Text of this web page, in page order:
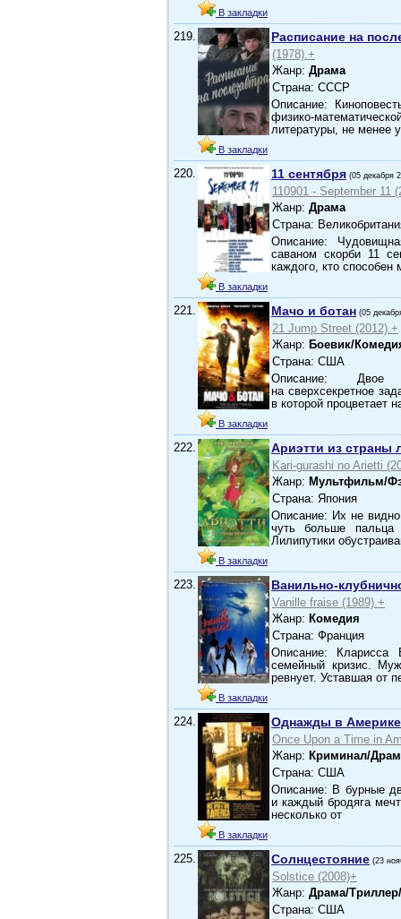
В закладки
219.
В закладки
Расписание на
(1978).+
Жанр: Драма
Страна: СССР
Описание:
физико-
литературы, не менее
220.
В закладки
11 сентября (05 декабря
110901 - September 11
Жанр: Драма
Страна:
Описание:
саваном скорби 11
каждого, кто способен
221.
В закладки
Мачо и ботан (05
21 Jump Street (2012).+
Жанр: Боевик/
Страна: США
Описание: Двое
на сверхсекретное
в которой процветает
222.
В закладки
Ариэтти из страны
Kari-gurashi no Arietti
Жанр: Мультфильм/
Страна: Япония
Описание: Их не
чуть больше
Лилипутики
223.
В закладки
Ванильно-
Vanille fraise (1989).+
Жанр: Комедия
Страна: Франция
Описание: Кларисса
семейный кризис.
ревнует. Уставшая от
224.
В закладки
Однажды в Америке
Once Upon a Time in
Жанр: Криминал/
Страна: США
Описание: В бурные
и каждый бродяга
несколько от
225. Солнцестояние (23
Solstice (2008)+
Жанр: Драма/
Страна: США